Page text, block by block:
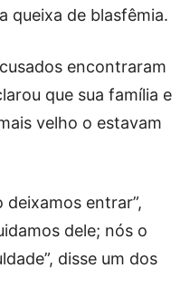
queixa de blasfêmia.
encontraram
que sua família e
velho o estavam
deixamos entrar”,
dele; nós o
disse um dos